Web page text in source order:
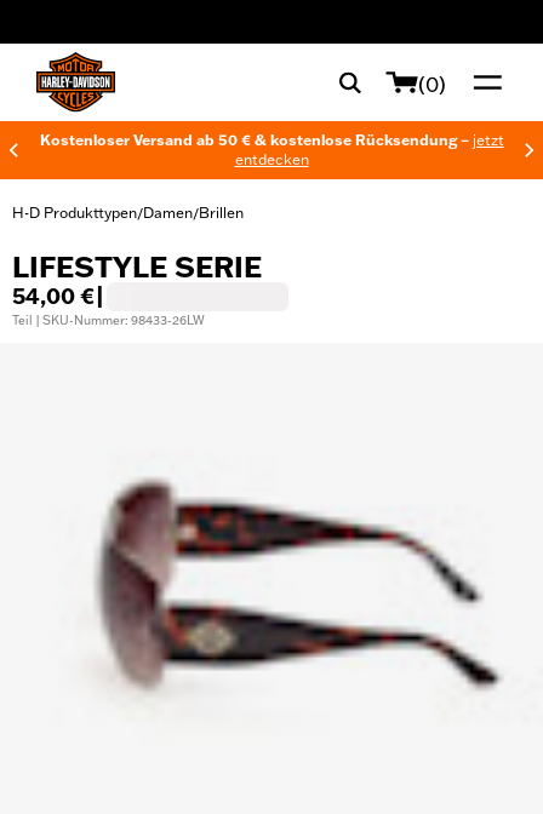
(0)
Kostenloser Versand ab 50 € & kostenlose Rücksendung – jetzt
entdecken
H-D Produkttypen/Damen/Brillen
LIFESTYLE SERIE
54,00 €
Teil | SKU-Nummer: 98433-26LW